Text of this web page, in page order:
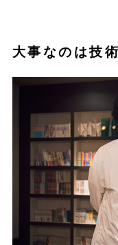
大事なのは技